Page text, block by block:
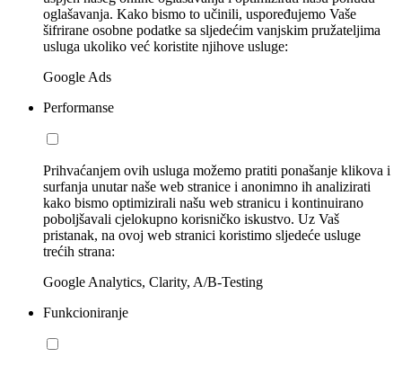
oglašavanja. Kako bismo to učinili, uspoređujemo Vaše
šifrirane osobne podatke sa sljedećim vanjskim pružateljima
usluga ukoliko već koristite njihove usluge:
Google Ads
Performanse
Prihvaćanjem ovih usluga možemo pratiti ponašanje klikova i
surfanja unutar naše web stranice i anonimno ih analizirati
kako bismo optimizirali našu web stranicu i kontinuirano
poboljšavali cjelokupno korisničko iskustvo. Uz Vaš
pristanak, na ovoj web stranici koristimo sljedeće usluge
trećih strana:
Google Analytics, Clarity, A/B-Testing
Funkcioniranje